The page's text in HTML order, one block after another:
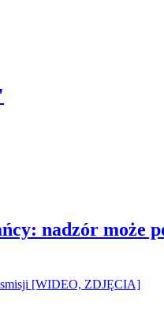
nadzór może